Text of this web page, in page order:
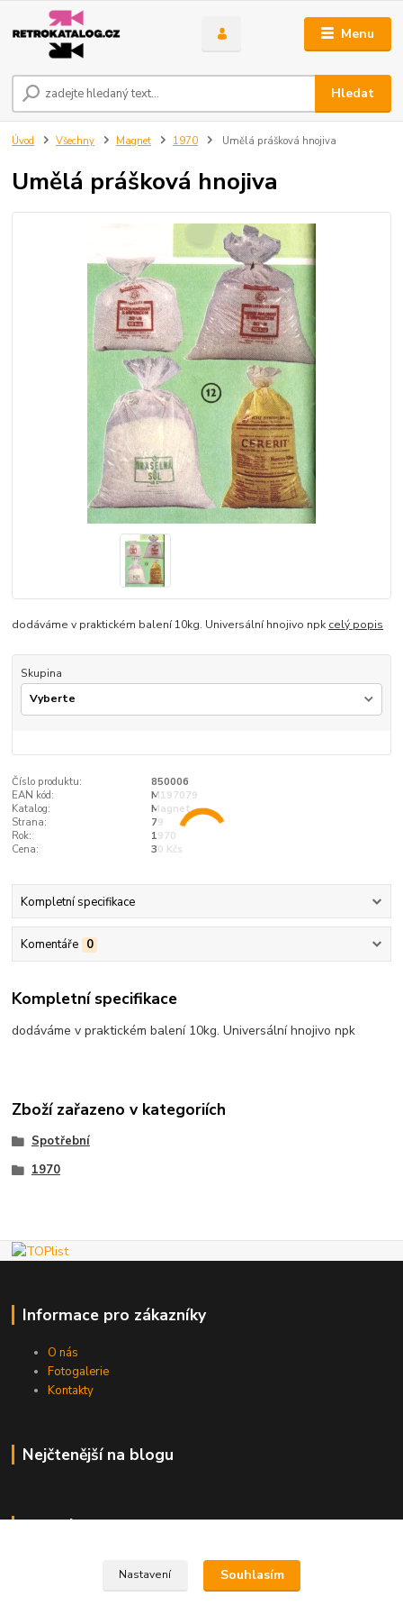
Menu
Hledat
Úvod Všechny Magnet 1970 Umělá prášková hnojiva
Umělá prášková hnojiva
dodáváme v praktickém balení 10kg. Universální hnojivo npk celý popis
Skupina
Číslo produktu:
850006
EAN kód:
M197079
Katalog:
Magnet
Strana:
79
Rok:
1970
Cena:
30 Kčs
Kompletní specifikace
Komentáře 0
Kompletní specifikace
dodáváme v praktickém balení 10kg. Universální hnojivo npk
Zboží zařazeno v kategoriích
Spotřební
1970
Informace pro zákazníky
O nás
Fotogalerie
Kontakty
Nejčtenější na blogu
Kde nás najdete
Nastavení Souhlasím